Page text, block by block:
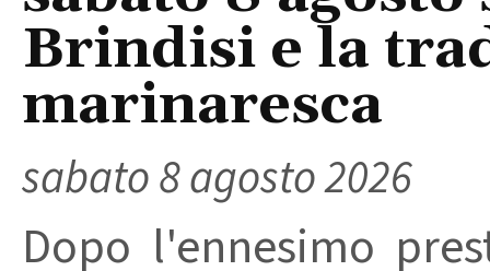
Brindisi e la
marinaresca
sabato 8 agosto 2026
Dopo l'ennesimo